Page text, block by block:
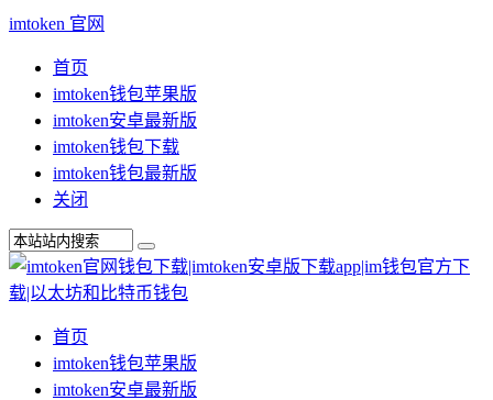
imtoken 官网
首页
imtoken钱包苹果版
imtoken安卓最新版
imtoken钱包下载
imtoken钱包最新版
关闭
首页
imtoken钱包苹果版
imtoken安卓最新版